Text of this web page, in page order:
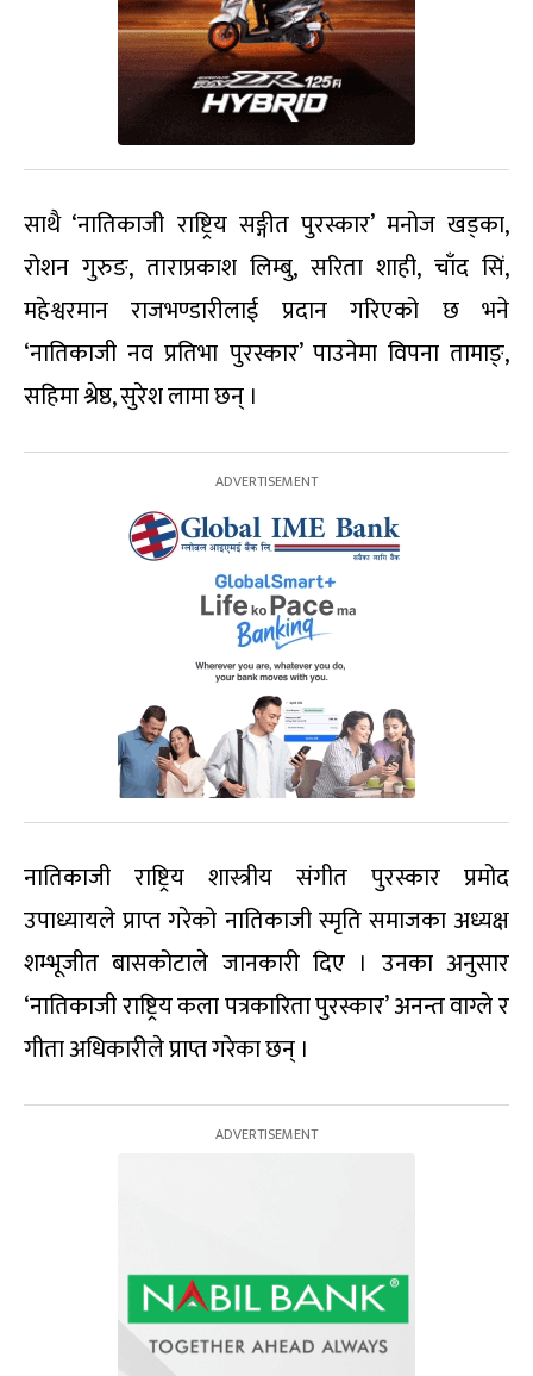
साथै ‘नातिकाजी राष्ट्रिय सङ्गीत पुरस्कार’ मनोज खड्का,
रोशन गुरुङ, ताराप्रकाश लिम्बु, सरिता शाही, चाँद सिं,
महेश्वरमान राजभण्डारीलाई प्रदान गरिएको छ भने
‘नातिकाजी नव प्रतिभा पुरस्कार’ पाउनेमा विपना तामाङ्,
सहिमा श्रेष्ठ, सुरेश लामा छन् ।
नातिकाजी राष्ट्रिय शास्त्रीय संगीत पुरस्कार प्रमोद
उपाध्यायले प्राप्त गरेको नातिकाजी स्मृति समाजका अध्यक्ष
शम्भूजीत बासकोटाले जानकारी दिए । उनका अनुसार
‘नातिकाजी राष्ट्रिय कला पत्रकारिता पुरस्कार’ अनन्त वाग्ले र
गीता अधिकारीले प्राप्त गरेका छन् ।